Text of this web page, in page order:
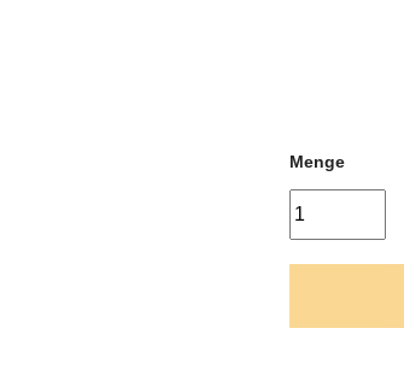
Menge